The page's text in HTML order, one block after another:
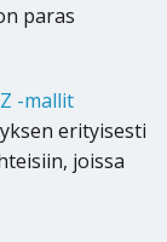
paras
-mallit
erityisesti
joissa